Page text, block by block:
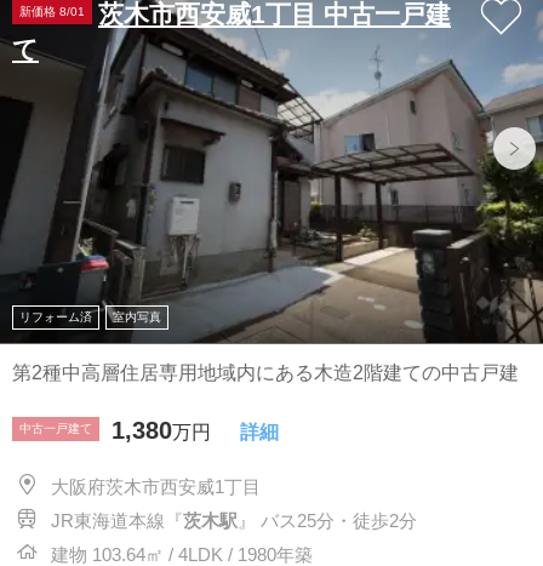
新価格 8/01
茨木市西安威1丁目 中古一戸建
て
リフォーム済 室内写真
第2種中高層住居専用地域内にある木造2階建ての中古戸建
中古一戸建て 1,380万円 詳細
大阪府茨木市西安威1丁目
JR東海道本線『茨木駅 』 バス25分・徒歩2分
建物 103.64㎡ / 4LDK / 1980年築